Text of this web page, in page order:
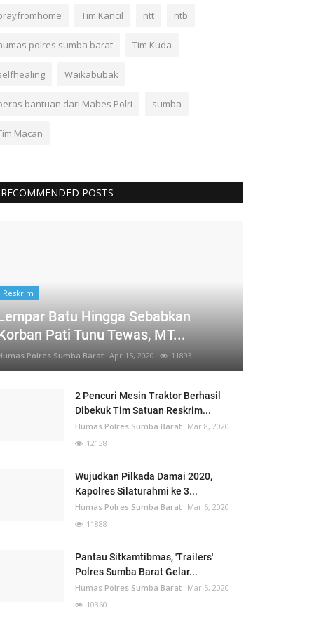
Tim Kancil ntt ntb
polres sumba barat Tim Kuda
Waikabubak
bantuan dari Mabes Polri sumba
Macan
RECOMMENDED POSTS
Reskrim
Batu Hingga Sebabkan
Pati Tunu Tewas, MT...
Polres Sumba Barat Apr 15, 2020 11893
2 Pencuri Mesin Traktor Berhasil
Dibekuk Tim Satuan Reskrim...
Humas Polres Sumba Barat Mar 8, 2020
12138
Wujudkan Pilkada Damai 2020,
Kapolres Silaturahmi ke 3...
Humas Polres Sumba Barat Mar 6, 2020
11888
Pantau Sitkamtibmas, 'Trailers'
Polres Sumba Barat Gelar...
Humas Polres Sumba Barat Mar 5, 2020
10360